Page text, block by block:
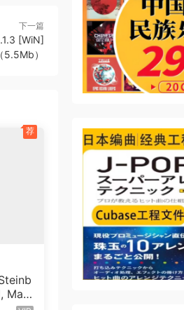
下一篇
[WiN]
（5.5Mb）
Mac
荐